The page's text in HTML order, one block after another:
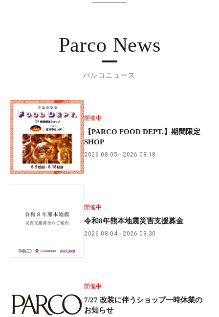
Parco News
パルコニュース
開催中
【PARCO FOOD DEPT.】期間限定
SHOP
2026.08.05 2026.08.18
開催中
令和8年熊本地震災害支援募金
2026.08.04 2026.09.30
開催中
7/27 改装に伴うショップ一時休業の
お知らせ